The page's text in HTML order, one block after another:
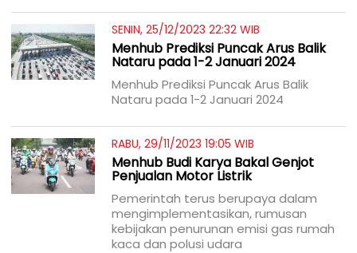
SENIN, 25/12/2023 22:32 WIB
Menhub Prediksi Puncak Arus Balik
Nataru pada 1-2 Januari 2024
Menhub Prediksi Puncak Arus Balik
Nataru pada 1-2 Januari 2024
RABU, 29/11/2023 19:05 WIB
Menhub Budi Karya Bakal Genjot
Penjualan Motor Listrik
Pemerintah terus berupaya dalam
mengimplementasikan, rumusan
kebijakan penurunan emisi gas rumah
kaca dan polusi udara